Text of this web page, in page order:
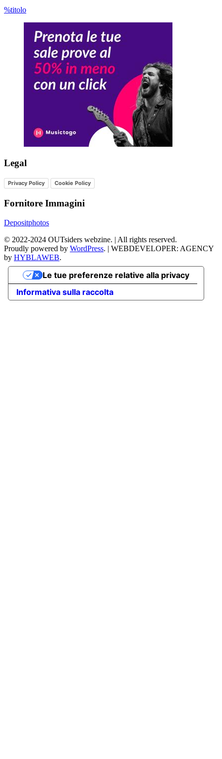
%titolo
Legal
Privacy Policy Cookie Policy
Fornitore Immagini
Depositphotos
© 2022-2024 OUTsiders webzine. | All rights reserved.
Proudly powered by WordPress. | WEBDEVELOPER: AGENCY
by HYBLAWEB.
Informativa sulla raccolta
Le tue preferenze relative alla privacy